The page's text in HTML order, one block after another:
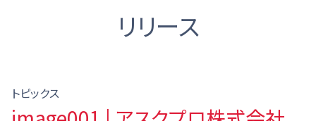
リリース
トピックス